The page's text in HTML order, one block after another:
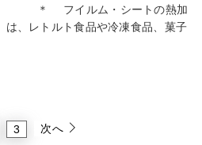
＊ フイルム・シートの熱加
は、レトルト食品や冷凍食品、菓子
3 次へ